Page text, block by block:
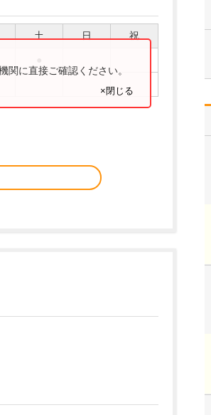
土 日 祝
に直接ご確認ください。
×閉じる